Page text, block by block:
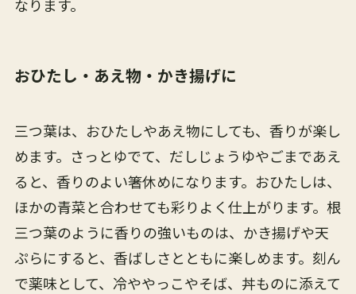
なります。
おひたし・あえ物・かき揚げに
三つ葉は、おひたしやあえ物にしても、香りが楽し
めます。さっとゆでて、だしじょうゆやごまであえ
ると、香りのよい箸休めになります。おひたしは、
ほかの青菜と合わせても彩りよく仕上がります。根
三つ葉のように香りの強いものは、かき揚げや天
ぷらにすると、香ばしさとともに楽しめます。刻ん
で薬味として、冷ややっこやそば、丼ものに添えて